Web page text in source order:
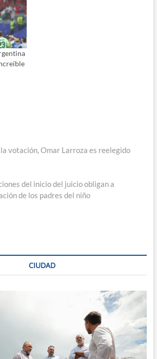
votación, Omar Larroza es reelegido
del inicio del juicio obligan a
de los padres del niño
CIUDAD